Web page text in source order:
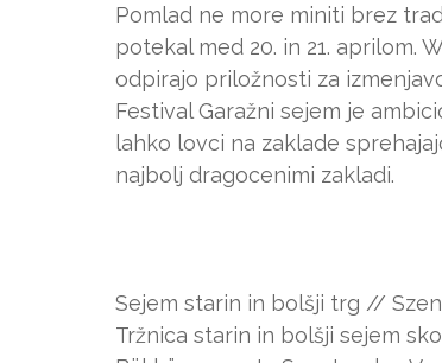
Pomlad ne more miniti brez
potekal med 20. in 21. aprilom.
odpirajo priložnosti za
Festival Garažni sejem je
lahko lovci na zaklade
najbolj dragocenimi zakladi.
Sejem starin in bolšji trg //
Tržnica starin in bolšji sejem